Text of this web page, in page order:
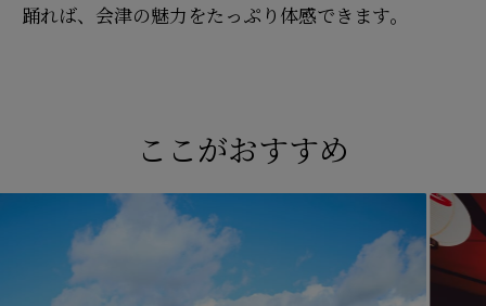
踊れば、会津の魅力をたっぷり体感できます。
ここがおすすめ